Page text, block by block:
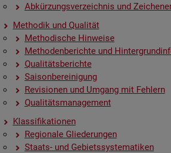
Ab­kür­zungs­ver­zeich­nis und
Me­tho­dik und Qua­li­tät
Me­tho­di­sche Hin­wei­se
Me­tho­den­be­rich­te und
Qua­li­täts­be­rich­te
Sai­son­be­rei­ni­gung
Re­vi­sio­nen und Um­gang mit Feh­lern
Qua­li­täts­ma­nage­ment
Klas­si­fi­ka­tio­nen
Re­gio­na­le Glie­de­run­gen
Staats- und Ge­biets­sys­te­ma­ti­ken